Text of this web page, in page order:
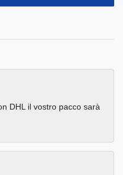
DHL il vostro pacco sarà